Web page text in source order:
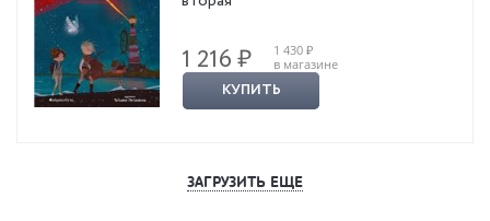
1 216 ₽
1 430 ₽
в магазине
КУПИТЬ
ЗАГРУЗИТЬ ЕЩЕ